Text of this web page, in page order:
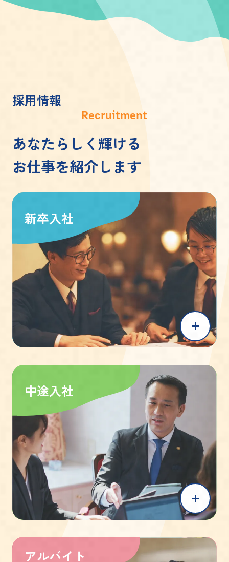
採用情報
Recruitment
あなたらしく輝ける
お仕事を紹介します
新卒入社
中途入社
アルバイト